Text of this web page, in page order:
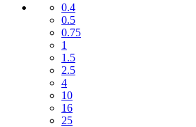
0.4
0.5
0.75
1
1.5
2.5
4
10
16
25